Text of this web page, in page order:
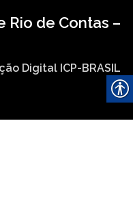
Rio de Contas –
Digital ICP-BRASIL